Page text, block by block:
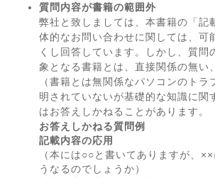
質問内容が書籍の範囲外
弊社と致しましては、本書籍の「記
体的なお問い合わせに関しては、可
くし回答しています。しかし、質問
象となる書籍とは、直接関係の無い
（書籍とは無関係なパソコンのトラ
明されていないが基礎的な知識に関
はお答えしかねることがあります。
お答えしかねる質問例
記載内容の応用
（本には○○と書いてありますが、
うなるのでしょうか）